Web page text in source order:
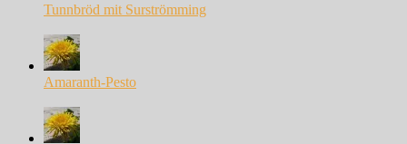
Tunnbröd mit Surströmming
Amaranth-Pesto